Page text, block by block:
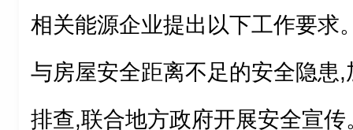
相关能源企业提出以下工作要求
与房屋安全距离不足的安全隐患
排查,联合地方政府开展安全宣